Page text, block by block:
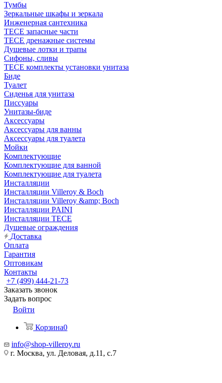
Тумбы
Зеркальные шкафы и зеркала
Инженерная сантехника
TECE запасные части
TECE дренажные системы
Душевые лотки и трапы
Сифоны, сливы
TECE комплекты установки унитаза
Биде
Туалет
Сиденья для унитаза
Писсуары
Унитазы-биде
Аксессуары
Аксессуары для ванны
Аксессуары для туалета
Мойки
Комплектующие
Комплектующие для ванной
Комплектующие для туалета
Инсталляции
Инсталляции Villeroy & Boch
Инсталляции Villeroy &amp; Boch
Инсталляции PAINI
Инсталляции TECE
Душевые ограждения
Доставка
Оплата
Гарантия
Оптовикам
Контакты
+7 (499) 444-21-73
Заказать звонок
Задать вопрос
Войти
Корзина0
info@shop-villeroy.ru
г. Москва, ул. Деловая, д.11, с.7